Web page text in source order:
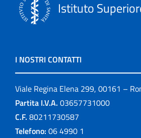
Istituto
I NOSTRI CONTATTI
Viale Regina Elena 299, 00161 –
Partita I.V.A. 03657731000
C.F. 80211730587
Telefono: 06 4990 1